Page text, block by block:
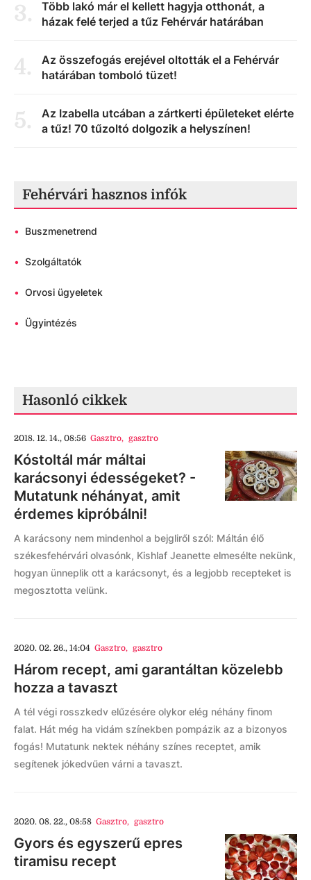
3.
Több lakó már el kellett hagyja otthonát, a
házak felé terjed a tűz Fehérvár határában
4.
Az összefogás erejével oltották el a Fehérvár
határában tomboló tüzet!
5.
Az Izabella utcában a zártkerti épületeket elérte
a tűz! 70 tűzoltó dolgozik a helyszínen!
Fehérvári hasznos infók
• Buszmenetrend
• Szolgáltatók
• Orvosi ügyeletek
• Ügyintézés
Hasonló cikkek
2018. 12. 14., 08:56 Gasztro, gasztro
Kóstoltál már máltai
karácsonyi édességeket? -
Mutatunk néhányat, amit
érdemes kipróbálni!
A karácsony nem mindenhol a bejgliről szól: Máltán élő
székesfehérvári olvasónk, Kishlaf Jeanette elmesélte nekünk,
hogyan ünneplik ott a karácsonyt, és a legjobb recepteket is
megosztotta velünk.
2020. 02. 26., 14:04 Gasztro, gasztro
Három recept, ami garantáltan közelebb
hozza a tavaszt
A tél végi rosszkedv elűzésére olykor elég néhány finom
falat. Hát még ha vidám színekben pompázik az a bizonyos
fogás! Mutatunk nektek néhány színes receptet, amik
segítenek jókedvűen várni a tavaszt.
2020. 08. 22., 08:58 Gasztro, gasztro
Gyors és egyszerű epres
tiramisu recept